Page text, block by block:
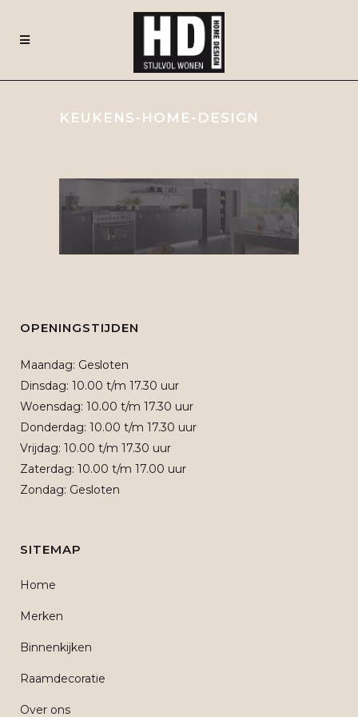
KEUKENS-HOME-DESIGN
OPENINGSTIJDEN
Maandag: Gesloten
Dinsdag: 10.00 t/m 17.30 uur
Woensdag: 10.00 t/m 17.30 uur
Donderdag: 10.00 t/m 17.30 uur
Vrijdag: 10.00 t/m 17.30 uur
Zaterdag: 10.00 t/m 17.00 uur
Zondag: Gesloten
SITEMAP
Home
Merken
Binnenkijken
Raamdecoratie
Over ons